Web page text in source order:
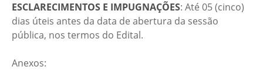
ESCLARECIMENTOS E IMPUGNAÇÕES: Até 05 (cinco)
dias úteis antes da data de abertura da sessão
pública, nos termos do Edital.
Anexos: